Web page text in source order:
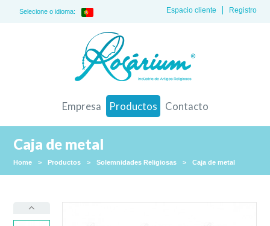
Selecione o idioma: Registro
Espacio cliente
Empresa Productos Contacto
Caja de metal
Home > Productos > Solemnidades Religiosas > Caja de metal